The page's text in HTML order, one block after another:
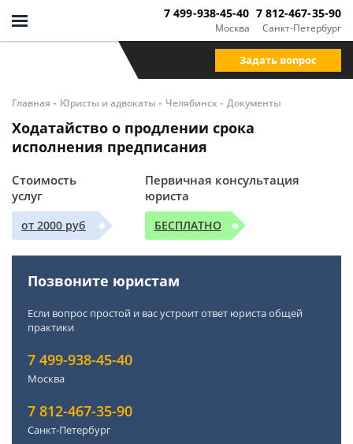
Москва
7 499-938-45-40
Санкт-Петербург
7 812-467-35-90
Задать вопрос
Главная - Юристы и адвокаты - Челябинск- Документы
Ходатайство о продлении срока
исполнения предписания
Стоимость
услуг
от 2000 руб
Первичная консультация
юриста
БЕСПЛАТНО
Позвоните юристам
Если вопрос простой и вас устроит ответ юриста общей
практики
7 499-938-45-40
Москва
7 812-467-35-90
Санкт-Петербург